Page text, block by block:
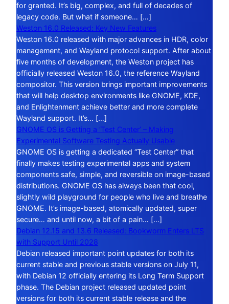
for granted. It’s big, complex, and full of decades of
legacy code. But what if someone… […]
Weston 16.0 Released: Key New Features
Weston 16.0 released with major advances in HDR, color
management, and Wayland protocol support. After about
five months of development, the Weston project has
officially released Weston 16.0, the reference Wayland
compositor. This version brings important improvements
that will help desktop environments like GNOME, KDE,
and Enlightenment achieve better and more complete
Wayland support. It’s… […]
GNOME OS is Getting a ‘Test Center’ – Making
Experimental Software Testing Actually Usable
GNOME OS is getting a dedicated “Test Center” that
finally makes testing experimental apps and system
components safe, simple, and reversible on image-based
distributions. GNOME OS has always been that cool,
slightly wild playground for people who live and breathe
GNOME. It’s image-based, atomically updated, super
secure… and until now, a bit of a pain… […]
Debian 12.15 and 13.6 Released: Bookworm Enters LTS
with Support Until 2028
Debian released important point updates for both its
current stable and previous stable versions on July 11,
with Debian 12 officially entering its Long Term Support
phase. The Debian project released updated point
versions for both its current stable release and the